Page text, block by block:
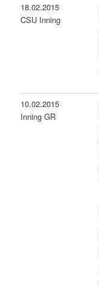
18.02.2015
CSU Inning
10.02.2015
Inning GR